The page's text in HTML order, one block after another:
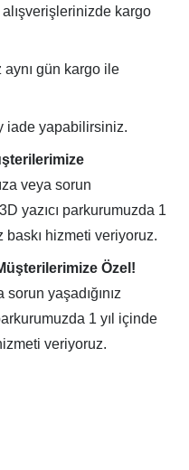
kargo
gün kargo ile
iade yapabilirsiniz.
veya sorun
yazıcı parkurumuzda 1
baskı hizmeti veriyoruz.
Özel!
sorun yaşadığınız
1 yıl içinde
veriyoruz.